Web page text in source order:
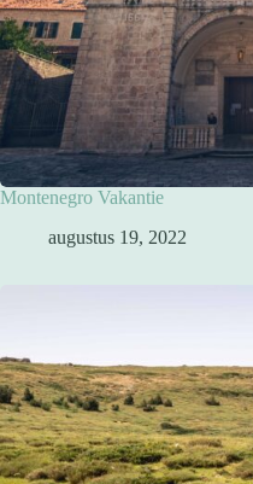
Montenegro Vakantie
augustus 19, 2022